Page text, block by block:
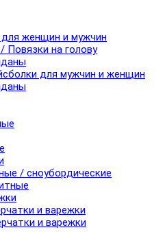
женщин и мужчин
Повязки на голову
для мужчин и женщин
/ сноубордические
и варежки
и варежки